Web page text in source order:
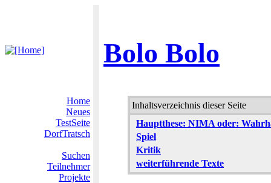
Bolo Bolo
Home
Neues
TestSeite
DorfTratsch
Suchen
Teilnehmer
Projekte
Inhaltsverzeichnis dieser Seite
Hauptthese: NIMA oder:
Spiel
Kritik
weiterführende Texte